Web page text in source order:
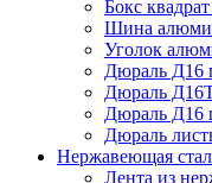
Бокс
Шина
Уголок
Дюраль Д16
Дюраль
Дюраль Д16
Дюраль
Нержавеющая
Лента из